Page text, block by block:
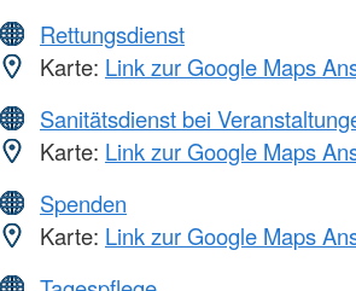
Rettungsdienst
Karte: Link zur Google Maps
Sanitätsdienst bei
Karte: Link zur Google Maps
Spenden
Karte: Link zur Google Maps